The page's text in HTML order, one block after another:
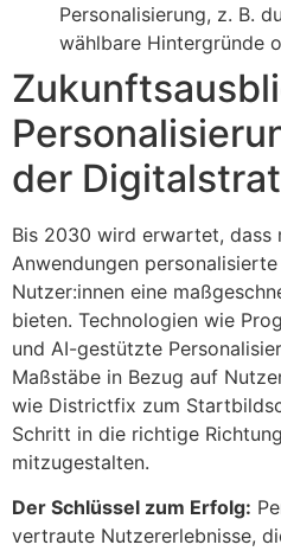
Personalisierung, z. B.
wählbare Hintergründe
der
Bis 2030 wird erwartet, dass
Anwendungen
Nutzer:innen eine
bieten. Technologien wie
und AI-gestützte
Maßstäbe in Bezug auf
wie Districtfix zum
Schritt in die richtige
mitzugestalten.
Der Schlüssel zum Erfolg:
vertraute Nutzererlebnisse,